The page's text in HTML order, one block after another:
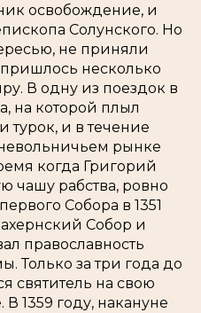
освобождение, и
Солунского. Но
не приняли
несколько
В одну из поездок в
на которой плыл
турок, и в течение
рынке
когда Григорий
чашу рабства, ровно
Собора в 1351
Собор и
православность
Только за три года до
святитель на свою
1359 году, накануне